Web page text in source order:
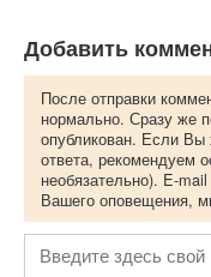
Добавить
После отправки
нормально. Сразу же
опубликован. Если Вы
ответа, рекомендуем
необязательно). E-
Вашего оповещения,